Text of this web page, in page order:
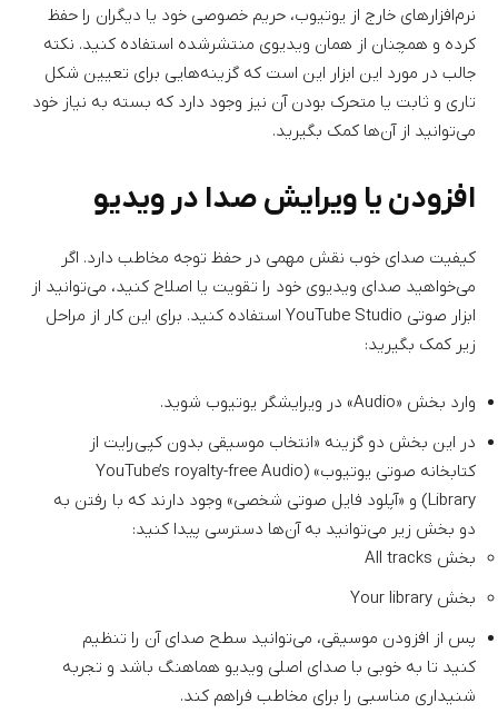
نرم‌افزار‌های خارج از یوتیوب، حریم خصوصی خود یا دیگران را حفظ
کرده و همچنان از همان ویدیوی منتشرشده استفاده کنید. نکته
جالب در مورد این ابزار این است که گزینه‌هایی برای تعیین شکل
تاری و ثابت یا متحرک بودن آن نیز وجود دارد که بسته به نیاز خود
می‌توانید از آن‌ها کمک بگیرید.
افزودن یا ویرایش صدا در ویدیو
کیفیت صدای خوب نقش مهمی در حفظ توجه مخاطب دارد. اگر
می‌خواهید صدای ویدیوی خود را تقویت یا اصلاح کنید، می‌توانید از
ابزار صوتی YouTube Studio استفاده کنید. برای این کار از مراحل
زیر کمک بگیرید:
وارد بخش «Audio» در ویرایشگر یوتیوب شوید.
در این بخش دو گزینه «انتخاب موسیقی بدون کپی‌رایت از
کتابخانه صوتی یوتیوب» (YouTube’s royalty-free Audio
Library) و «آپلود فایل صوتی شخصی» وجود دارند که با رفتن به
دو بخش زیر می‌توانید به آن‌ها دسترسی پیدا کنید:
بخش All tracks
بخش Your library
پس از افزودن موسیقی، می‌توانید سطح صدای آن را تنظیم
کنید تا به خوبی با صدای اصلی ویدیو هماهنگ باشد و تجربه
شنیداری مناسبی را برای مخاطب فراهم کند.